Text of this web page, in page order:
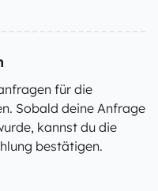
für die
Sobald deine Anfrage
kannst du die
bestätigen.